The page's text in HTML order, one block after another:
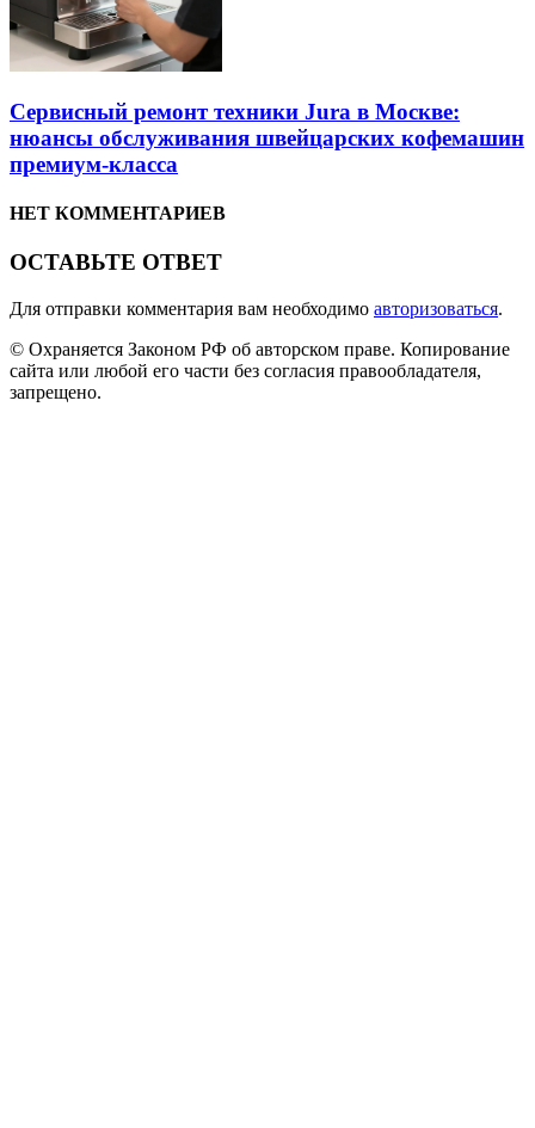
Сервисный ремонт техники Jura в Москве:
нюансы обслуживания швейцарских кофемашин
премиум-класса
НЕТ КОММЕНТАРИЕВ
ОСТАВЬТЕ ОТВЕТ
Для отправки комментария вам необходимо авторизоваться.
© Охраняется Законом РФ об авторском праве. Копирование
сайта или любой его части без согласия правообладателя,
запрещено.